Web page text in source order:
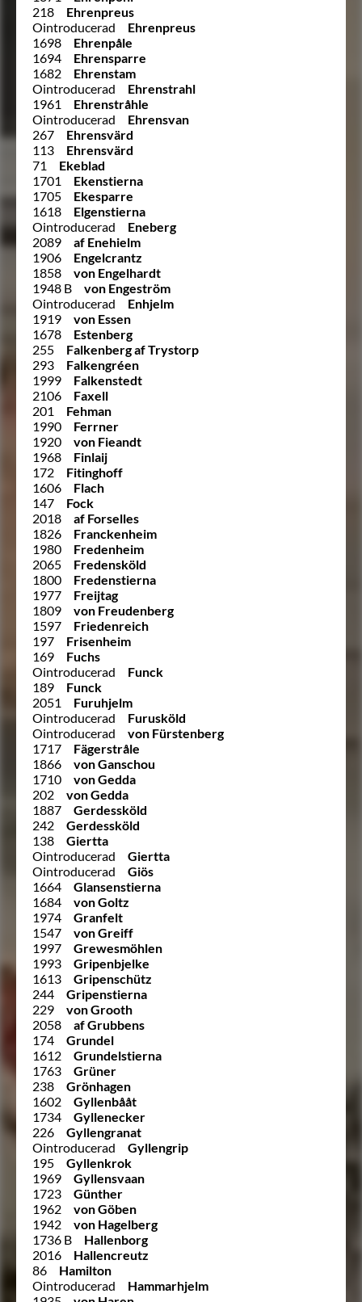
218
Ehrenpreus
Ointroducerad
Ehrenpreus
1698
Ehrenpåle
1694
Ehrensparre
1682
Ehrenstam
Ointroducerad
Ehrenstrahl
1961
Ehrenstråhle
Ointroducerad
Ehrensvan
267
Ehrensvärd
113
Ehrensvärd
71
Ekeblad
1701
Ekenstierna
1705
Ekesparre
1618
Elgenstierna
Ointroducerad
Eneberg
2089
af Enehielm
1906
Engelcrantz
1858
von Engelhardt
1948 B
von Engeström
Ointroducerad
Enhjelm
1919
von Essen
1678
Estenberg
255
Falkenberg af Trystorp
293
Falkengréen
1999
Falkenstedt
2106
Faxell
201
Fehman
1990
Ferrner
1920
von Fieandt
1968
Finlaij
172
Fitinghoff
1606
Flach
147
Fock
2018
af Forselles
1826
Franckenheim
1980
Fredenheim
2065
Fredensköld
1800
Fredenstierna
1977
Freijtag
1809
von Freudenberg
1597
Friedenreich
197
Frisenheim
169
Fuchs
Ointroducerad
Funck
189
Funck
2051
Furuhjelm
Ointroducerad
Furusköld
Ointroducerad
von Fürstenberg
1717
Fägerstråle
1866
von Ganschou
1710
von Gedda
202
von Gedda
1887
Gerdessköld
242
Gerdessköld
138
Giertta
Ointroducerad
Giertta
Ointroducerad
Giös
1664
Glansenstierna
1684
von Goltz
1974
Granfelt
1547
von Greiff
1997
Grewesmöhlen
1993
Gripenbjelke
1613
Gripenschütz
244
Gripenstierna
229
von Grooth
2058
af Grubbens
174
Grundel
1612
Grundelstierna
1763
Grüner
238
Grönhagen
1602
Gyllenbååt
1734
Gyllenecker
226
Gyllengranat
Ointroducerad
Gyllengrip
195
Gyllenkrok
1969
Gyllensvaan
1723
Günther
1962
von Göben
1942
von Hagelberg
1736 B
Hallenborg
2016
Hallencreutz
86
Hamilton
Ointroducerad
Hammarhjelm